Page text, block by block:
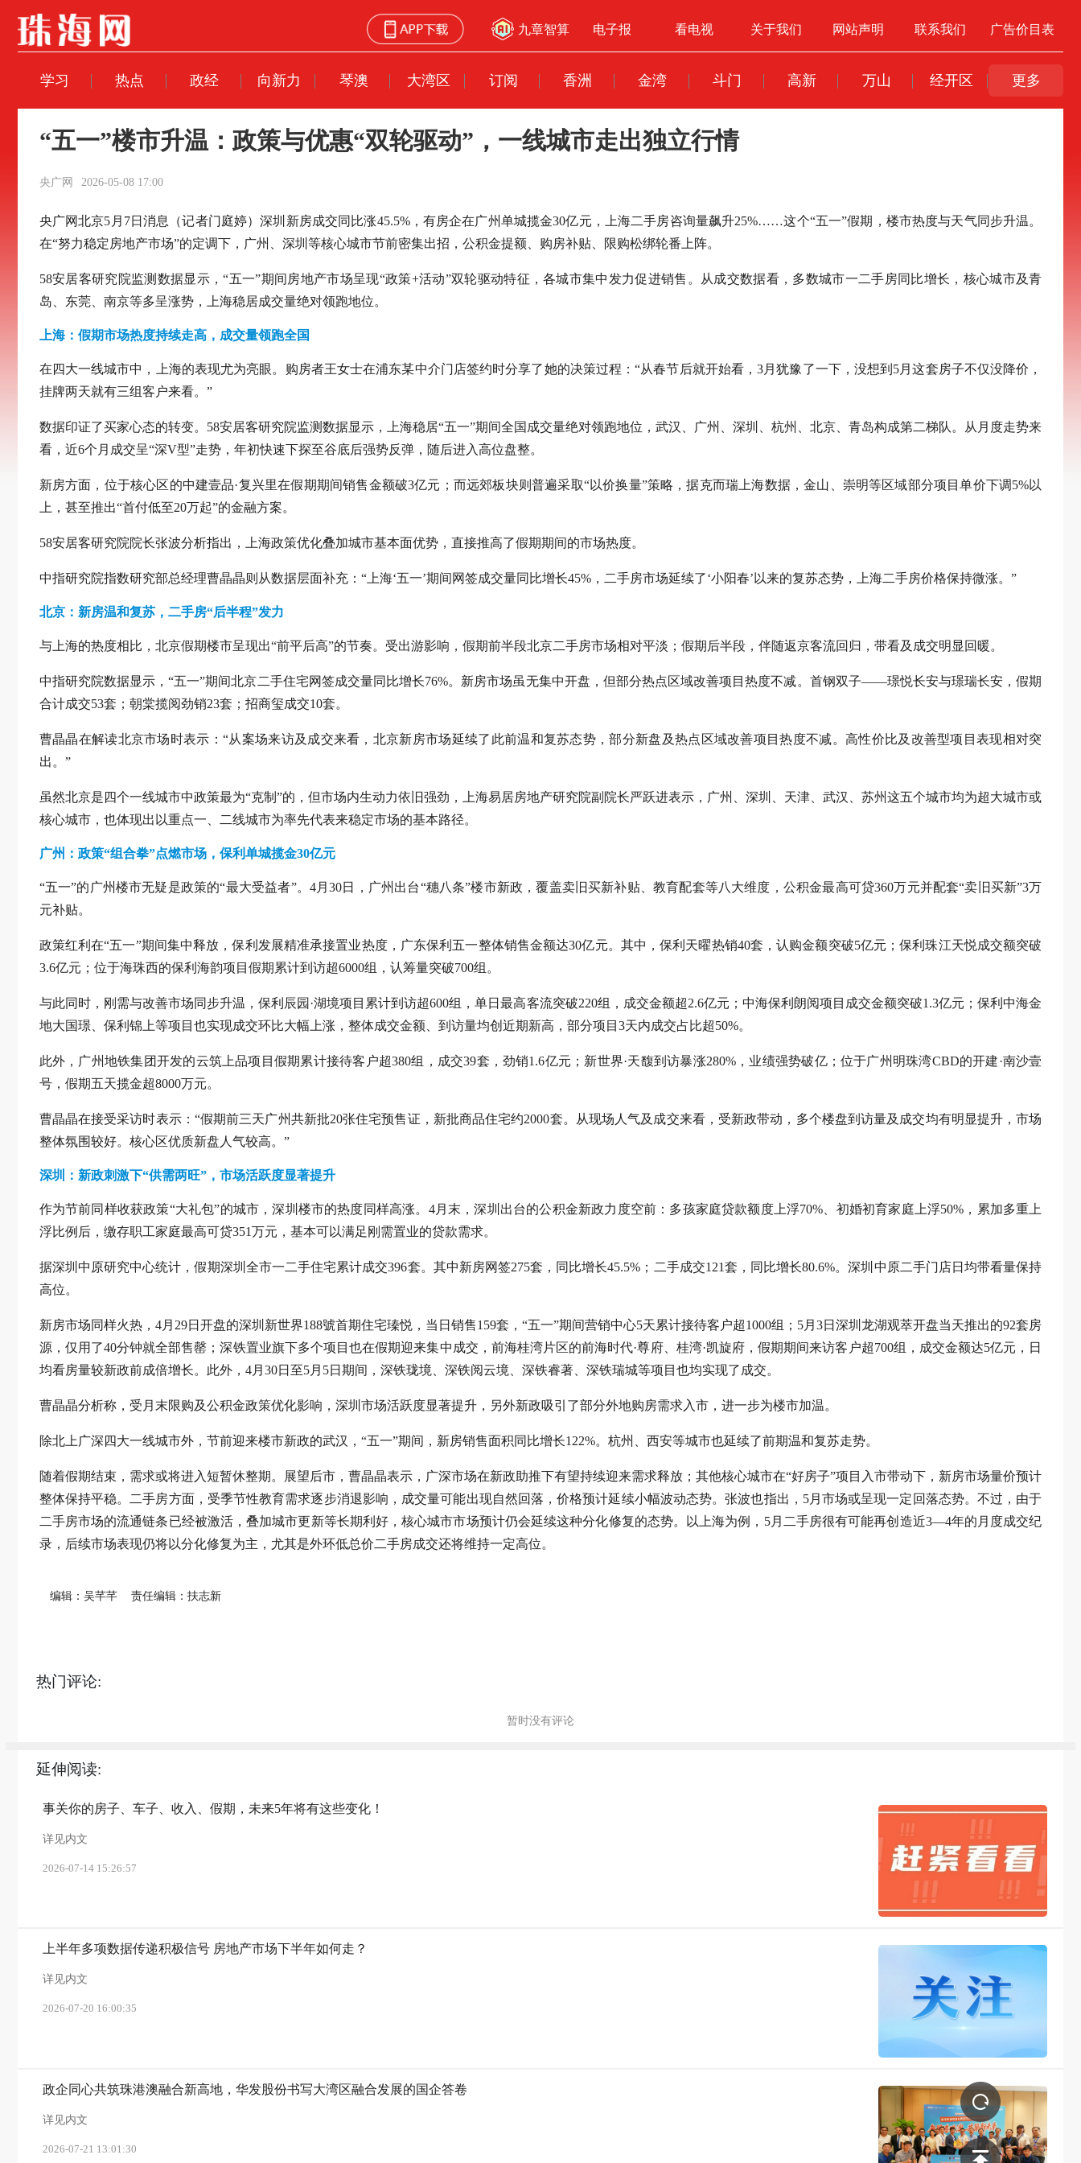
九章智算 电子报 看电视 关于我们 网站声明 联系我们 广告价目表
学习 热点 政经 向新力 琴澳 大湾区 订阅 香洲 金湾 斗门 高新 万山 经开区 更多
“五一”楼市升温：政策与优惠“双轮驱动”，一线城市走出独立行情
央广网 2026-05-08 17:00
央广网北京5月7日消息（记者门庭婷）深圳新房成交同比涨45.5%，有房企在广州单城揽金30亿元，上海二手房咨询量飙升25%……这个“五一”假期，楼市热度与天气同步升温。
在“努力稳定房地产市场”的定调下，广州、深圳等核心城市节前密集出招，公积金提额、购房补贴、限购松绑轮番上阵。
58安居客研究院监测数据显示，“五一”期间房地产市场呈现“政策+活动”双轮驱动特征，各城市集中发力促进销售。从成交数据看，多数城市一二手房同比增长，核心城市及青
岛、东莞、南京等多呈涨势，上海稳居成交量绝对领跑地位。
上海：假期市场热度持续走高，成交量领跑全国
在四大一线城市中，上海的表现尤为亮眼。购房者王女士在浦东某中介门店签约时分享了她的决策过程：“从春节后就开始看，3月犹豫了一下，没想到5月这套房子不仅没降价，
挂牌两天就有三组客户来看。”
数据印证了买家心态的转变。58安居客研究院监测数据显示，上海稳居“五一”期间全国成交量绝对领跑地位，武汉、广州、深圳、杭州、北京、青岛构成第二梯队。从月度走势来
看，近6个月成交呈“深V型”走势，年初快速下探至谷底后强势反弹，随后进入高位盘整。
新房方面，位于核心区的中建壹品·复兴里在假期期间销售金额破3亿元；而远郊板块则普遍采取“以价换量”策略，据克而瑞上海数据，金山、崇明等区域部分项目单价下调5%以
上，甚至推出“首付低至20万起”的金融方案。
58安居客研究院院长张波分析指出，上海政策优化叠加城市基本面优势，直接推高了假期期间的市场热度。
中指研究院指数研究部总经理曹晶晶则从数据层面补充：“上海‘五一’期间网签成交量同比增长45%，二手房市场延续了‘小阳春’以来的复苏态势，上海二手房价格保持微涨。”
北京：新房温和复苏，二手房“后半程”发力
与上海的热度相比，北京假期楼市呈现出“前平后高”的节奏。受出游影响，假期前半段北京二手房市场相对平淡；假期后半段，伴随返京客流回归，带看及成交明显回暖。
中指研究院数据显示，“五一”期间北京二手住宅网签成交量同比增长76%。新房市场虽无集中开盘，但部分热点区域改善项目热度不减。首钢双子——璟悦长安与璟瑞长安，假期
合计成交53套；朝棠揽阅劲销23套；招商玺成交10套。
曹晶晶在解读北京市场时表示：“从案场来访及成交来看，北京新房市场延续了此前温和复苏态势，部分新盘及热点区域改善项目热度不减。高性价比及改善型项目表现相对突
出。”
虽然北京是四个一线城市中政策最为“克制”的，但市场内生动力依旧强劲，上海易居房地产研究院副院长严跃进表示，广州、深圳、天津、武汉、苏州这五个城市均为超大城市或
核心城市，也体现出以重点一、二线城市为率先代表来稳定市场的基本路径。
广州：政策“组合拳”点燃市场，保利单城揽金30亿元
“五一”的广州楼市无疑是政策的“最大受益者”。4月30日，广州出台“穗八条”楼市新政，覆盖卖旧买新补贴、教育配套等八大维度，公积金最高可贷360万元并配套“卖旧买新”3万
元补贴。
政策红利在“五一”期间集中释放，保利发展精准承接置业热度，广东保利五一整体销售金额达30亿元。其中，保利天曜热销40套，认购金额突破5亿元；保利珠江天悦成交额突破
3.6亿元；位于海珠西的保利海韵项目假期累计到访超6000组，认筹量突破700组。
与此同时，刚需与改善市场同步升温，保利辰园·湖境项目累计到访超600组，单日最高客流突破220组，成交金额超2.6亿元；中海保利朗阅项目成交金额突破1.3亿元；保利中海金
地大国璟、保利锦上等项目也实现成交环比大幅上涨，整体成交金额、到访量均创近期新高，部分项目3天内成交占比超50%。
此外，广州地铁集团开发的云筑上品项目假期累计接待客户超380组，成交39套，劲销1.6亿元；新世界·天馥到访暴涨280%，业绩强势破亿；位于广州明珠湾CBD的开建·南沙壹
号，假期五天揽金超8000万元。
曹晶晶在接受采访时表示：“假期前三天广州共新批20张住宅预售证，新批商品住宅约2000套。从现场人气及成交来看，受新政带动，多个楼盘到访量及成交均有明显提升，市场
整体氛围较好。核心区优质新盘人气较高。”
深圳：新政刺激下“供需两旺”，市场活跃度显著提升
作为节前同样收获政策“大礼包”的城市，深圳楼市的热度同样高涨。4月末，深圳出台的公积金新政力度空前：多孩家庭贷款额度上浮70%、初婚初育家庭上浮50%，累加多重上
浮比例后，缴存职工家庭最高可贷351万元，基本可以满足刚需置业的贷款需求。
据深圳中原研究中心统计，假期深圳全市一二手住宅累计成交396套。其中新房网签275套，同比增长45.5%；二手成交121套，同比增长80.6%。深圳中原二手门店日均带看量保持
高位。
新房市场同样火热，4月29日开盘的深圳新世界188號首期住宅瑧悦，当日销售159套，“五一”期间营销中心5天累计接待客户超1000组；5月3日深圳龙湖观萃开盘当天推出的92套房
源，仅用了40分钟就全部售罄；深铁置业旗下多个项目也在假期迎来集中成交，前海桂湾片区的前海时代·尊府、桂湾·凯旋府，假期期间来访客户超700组，成交金额达5亿元，日
均看房量较新政前成倍增长。此外，4月30日至5月5日期间，深铁珑境、深铁阅云境、深铁睿著、深铁瑞城等项目也均实现了成交。
曹晶晶分析称，受月末限购及公积金政策优化影响，深圳市场活跃度显著提升，另外新政吸引了部分外地购房需求入市，进一步为楼市加温。
除北上广深四大一线城市外，节前迎来楼市新政的武汉，“五一”期间，新房销售面积同比增长122%。杭州、西安等城市也延续了前期温和复苏走势。
随着假期结束，需求或将进入短暂休整期。展望后市，曹晶晶表示，广深市场在新政助推下有望持续迎来需求释放；其他核心城市在“好房子”项目入市带动下，新房市场量价预计
整体保持平稳。二手房方面，受季节性教育需求逐步消退影响，成交量可能出现自然回落，价格预计延续小幅波动态势。张波也指出，5月市场或呈现一定回落态势。不过，由于
二手房市场的流通链条已经被激活，叠加城市更新等长期利好，核心城市市场预计仍会延续这种分化修复的态势。以上海为例，5月二手房很有可能再创造近3—4年的月度成交纪
录，后续市场表现仍将以分化修复为主，尤其是外环低总价二手房成交还将维持一定高位。
编辑：吴芊芊 责任编辑：扶志新
热门评论:
暂时没有评论
延伸阅读:
事关你的房子、车子、收入、假期，未来5年将有这些变化！
详见内文
2026-07-14 15:26:57
上半年多项数据传递积极信号 房地产市场下半年如何走？
详见内文
2026-07-20 16:00:35
政企同心共筑珠港澳融合新高地，华发股份书写大湾区融合发展的国企答卷
详见内文
2026-07-21 13:01:30